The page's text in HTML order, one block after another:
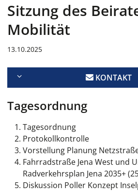
Sitzung des
Mobilität
13.10.2025
KONTAKT
Tagesordnung
Tagesordnung
Protokollkontrolle
Vorstellung Planung
Fahrradstraße Jena West und
Radverkehrsplan Jena 2035+
Diskussion Poller Konzept